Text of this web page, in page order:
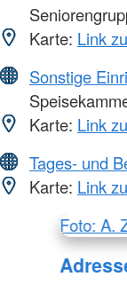
Karte: Link
Sonstige
Karte: Link
Tages- und
Karte: Link
Foto: A.